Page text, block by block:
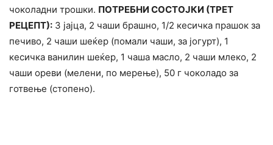
чоколадни трошки. ПОТРЕБНИ СОСТОЈКИ (ТРЕТ
РЕЦЕПТ): 3 јајца, 2 чаши брашно, 1/2 кесичка прашок за
печиво, 2 чаши шеќер (помали чаши, за јогурт), 1
кесичка ванилин шеќер, 1 чаша масло, 2 чаши млеко, 2
чаши ореви (мелени, по мерење), 50 г чоколадо за
готвење (стопено).